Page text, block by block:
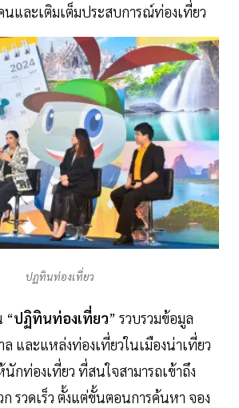
นและเติมเต็มประสบการณ์ท่องเที่ยว
ปฏทินท่องเที่ยว
“ปฏิทินท่องเที่ยว” รวบรวมข้อมูล
ล และแหล่งท่องเที่ยวในเมืองน่าเที่ยว
กท่องเที่ยว ที่สนใจสามารถเข้าถึง
รวดเร็ว ตั้งแต่ขั้นตอนการค้นหา จอง